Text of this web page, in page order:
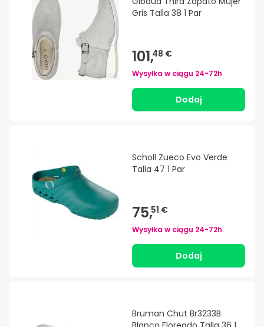
Gris Talla 38 1 Par
101,48 €
Wysyłka w ciągu 24-72h
Dodaj
Scholl Zueco Evo Verde
Talla 47 1 Par
75,51 €
Wysyłka w ciągu 24-72h
Dodaj
Bruman Chut Br3233B